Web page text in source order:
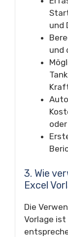
und
und
3. Wie
Excel
Die
Vorlage ist